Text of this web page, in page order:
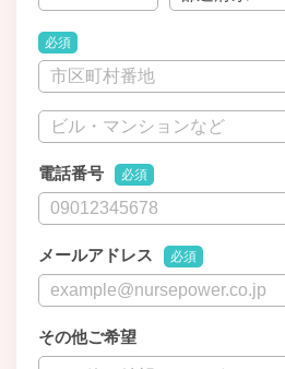
必須
電話番号 必須
メールアドレス 必須
その他ご希望